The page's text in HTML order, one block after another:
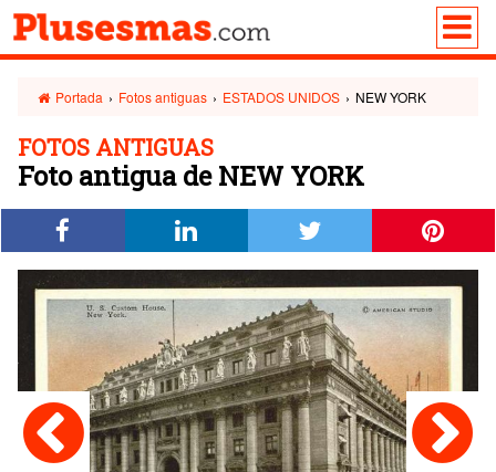
Portada › Fotos antiguas › ESTADOS UNIDOS › NEW YORK
FOTOS ANTIGUAS
Foto antigua de NEW YORK